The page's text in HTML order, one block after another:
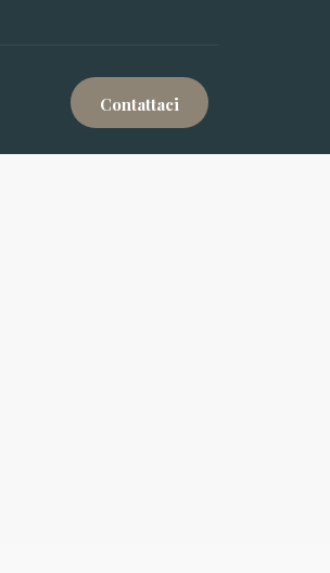
Contattaci